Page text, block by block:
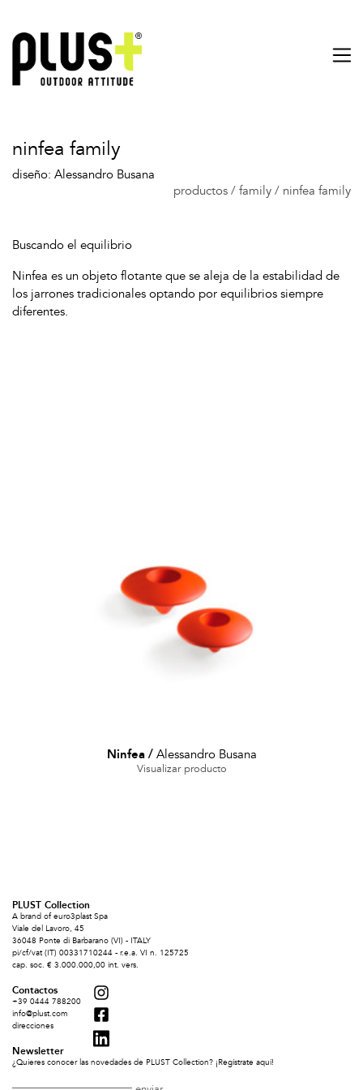
ninfea family
diseño: Alessandro Busana
productos / family / ninfea family
Buscando el equilibrio
Ninfea es un objeto flotante que se aleja de la estabilidad de
los jarrones tradicionales optando por equilibrios siempre
diferentes.
Ninfea / Alessandro Busana
Visualizar producto
PLUST Collection
A brand of euro3plast Spa
Viale del Lavoro, 45
36048 Ponte di Barbarano (VI) - ITALY
pi/cf/vat (IT) 00331710244 - r.e.a. VI n. 125725
cap. soc. € 3.000.000,00 int. vers.
Contactos
+39 0444 788200
info@plust.com
direcciones
Newsletter
¿Quieres conocer las novedades de PLUST Collection? ¡Regístrate aquí!